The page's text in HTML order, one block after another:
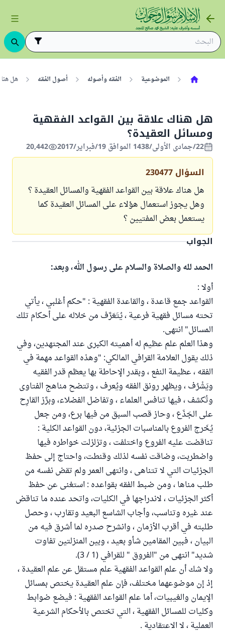
الموضوعية الفقه وأصوله أصول الفقه هل
هل هناك علاقة بين القواعد الفقهية
ومسائل العقيدة؟
22/جمادى الأولى/1438 الموافق 19/فبراير/2017 20,442
السؤال 230477
هل هناك علاقة بين القواعد الفقهية والمسائل العقيدة ؟
وهل يجوز استعمال هؤلاء على المسائل العقيدة كما
يستعمل بعض المفتيين ؟
الجواب
الحمد لله والصلاة والسلام على رسول الله، وبعد:
أولا :
القواعد جمع قاعدة ، والقاعدة الفقهية : "حكم أغلبي ، يأتي
تحته مسائل فقهية فرعية ، يُتَعَرَّف من خلاله على أحكام تلك
المسائل" انتهى.
وهذا العلم علم عظيم له أهميته الكبرى عند المجتهدين، وفي
ذلك يقول العلامة القرافي المالكي: "وهذه القواعد مهمة في
الفقه ، عظيمة النفع ، وبقدر الإحاطة بها يعظم قدر الفقيه
ويَشْرُف ، ويظهر رونق الفقه ويُعرف ، وتتضح مناهج الفتاوى
وتُكشف ، فيها تنافس العلماء ، وتفاضل الفضلاء، وبرَّز القارِح
على الجَذَع ، وحاز قصب السبق من فيها برع، ومن جعل
يُخَرج الفروع بالمناسبات الجزئية، دون القواعد الكلية :
تناقضت عليه الفروع واختلفت ، وتزلزلت خواطره فيها
واضطربت، وضاقت نفسه لذلك وقنطت، واحتاج إلى حفظ
الجزئيات التي لا تتناهى ، وانتهى العمر ولم تقض نفسه من
طلب مناها ، ومن ضبط الفقه بقواعده : استغنى عن حفظ
أكثر الجزئيات ، لاندراجها في الكليات، واتحد عنده ما تناقض
عند غيره وتناسب، وأجاب الشاسع البعيد وتقارب ، وحصل
طلبته في أقرب الأزمان ، وانشرح صدره لما أشرق فيه من
البيان ، فبين المقامين شأو بعيد ، وبين المنزلتين تفاوت
شديد" انتهى من "الفروق " للقرافي (1 / 3).
ولا شك أن علم القواعد الفقهية علم مستقل عن علم العقيدة ،
إذ إن موضوعهما مختلف، فإن علم العقيدة يختص بمسائل
الإيمان والغيبيات، أما علم القواعد الفقهية : فيضع ضوابط
وكليات للمسائل الفقهية ، التي تختص بالأحكام الشرعية
العملية ، لا الاعتقادية .